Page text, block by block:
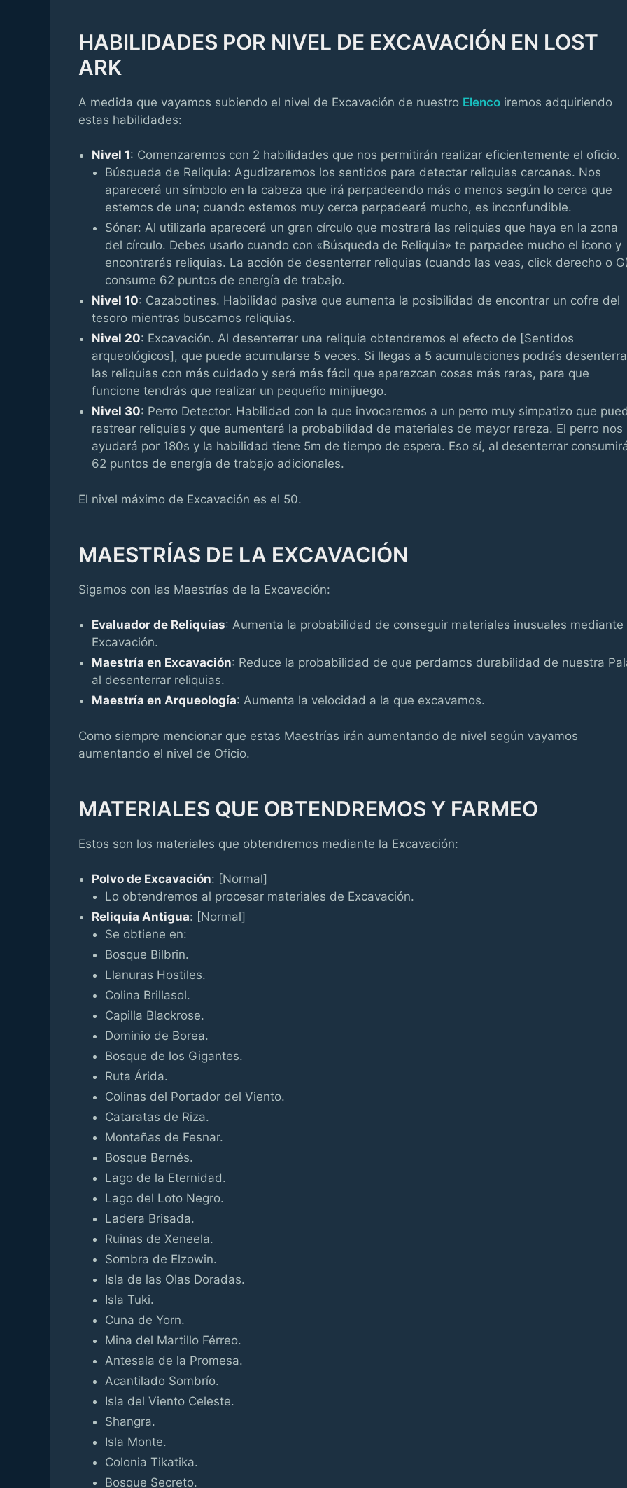
HABILIDADES POR NIVEL DE EXCAVACIÓN EN LOST
ARK
A medida que vayamos subiendo el nivel de Excavación de nuestro Elenco iremos adquiriendo
estas habilidades:
Nivel 1: Comenzaremos con 2 habilidades que nos permitirán realizar eficientemente el oficio.
Búsqueda de Reliquia: Agudizaremos los sentidos para detectar reliquias cercanas. Nos
aparecerá un símbolo en la cabeza que irá parpadeando más o menos según lo cerca que
estemos de una; cuando estemos muy cerca parpadeará mucho, es inconfundible.
Sónar: Al utilizarla aparecerá un gran círculo que mostrará las reliquias que haya en la zona
del círculo. Debes usarlo cuando con «Búsqueda de Reliquia» te parpadee mucho el icono y
encontrarás reliquias. La acción de desenterrar reliquias (cuando las veas, click derecho o
consume 62 puntos de energía de trabajo.
Nivel 10: Cazabotines. Habilidad pasiva que aumenta la posibilidad de encontrar un cofre del
tesoro mientras buscamos reliquias.
Nivel 20: Excavación. Al desenterrar una reliquia obtendremos el efecto de [Sentidos
arqueológicos], que puede acumularse 5 veces. Si llegas a 5 acumulaciones podrás
las reliquias con más cuidado y será más fácil que aparezcan cosas más raras, para que
funcione tendrás que realizar un pequeño minijuego.
Nivel 30: Perro Detector. Habilidad con la que invocaremos a un perro muy simpatizo que
rastrear reliquias y que aumentará la probabilidad de materiales de mayor rareza. El perro nos
ayudará por 180s y la habilidad tiene 5m de tiempo de espera. Eso sí, al desenterrar
62 puntos de energía de trabajo adicionales.
El nivel máximo de Excavación es el 50.
MAESTRÍAS DE LA EXCAVACIÓN
Sigamos con las Maestrías de la Excavación:
Evaluador de Reliquias: Aumenta la probabilidad de conseguir materiales inusuales mediante
Excavación.
Maestría en Excavación: Reduce la probabilidad de que perdamos durabilidad de nuestra
al desenterrar reliquias.
Maestría en Arqueología: Aumenta la velocidad a la que excavamos.
Como siempre mencionar que estas Maestrías irán aumentando de nivel según vayamos
aumentando el nivel de Oficio.
MATERIALES QUE OBTENDREMOS Y FARMEO
Estos son los materiales que obtendremos mediante la Excavación:
Polvo de Excavación: [Normal]
Lo obtendremos al procesar materiales de Excavación.
Reliquia Antigua: [Normal]
Se obtiene en:
Bosque Bilbrin.
Llanuras Hostiles.
Colina Brillasol.
Capilla Blackrose.
Dominio de Borea.
Bosque de los Gigantes.
Ruta Árida.
Colinas del Portador del Viento.
Cataratas de Riza.
Montañas de Fesnar.
Bosque Bernés.
Lago de la Eternidad.
Lago del Loto Negro.
Ladera Brisada.
Ruinas de Xeneela.
Sombra de Elzowin.
Isla de las Olas Doradas.
Isla Tuki.
Cuna de Yorn.
Mina del Martillo Férreo.
Antesala de la Promesa.
Acantilado Sombrío.
Isla del Viento Celeste.
Shangra.
Isla Monte.
Colonia Tikatika.
Bosque Secreto.